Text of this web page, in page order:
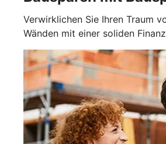
Verwirklichen Sie Ihren Traum
Wänden mit einer soliden